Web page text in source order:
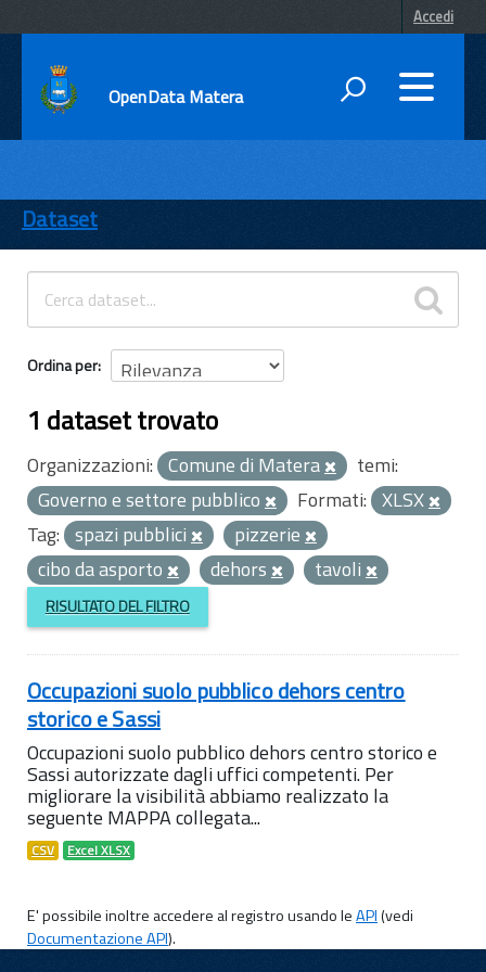
Accedi
OpenData Matera
ENTI
TEMI
INFORMAZIONI
Dataset
Ordina per
1 dataset trovato
Organizzazioni: Comune di Matera
temi:
Governo e settore pubblico
Formati: XLSX
Tag: spazi pubblici
pizzerie
cibo da asporto
dehors tavoli
RISULTATO DEL FILTRO
Occupazioni suolo pubblico dehors centro
storico e Sassi
Occupazioni suolo pubblico dehors centro storico e
Sassi autorizzate dagli uffici competenti. Per
migliorare la visibilità abbiamo realizzato la
seguente MAPPA collegata...
CSV Excel XLSX
E' possibile inoltre accedere al registro usando leAPI(vedi
Documentazione API).